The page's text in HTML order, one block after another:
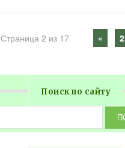
Страница 2 из 17 « 2
Поиск по сайту